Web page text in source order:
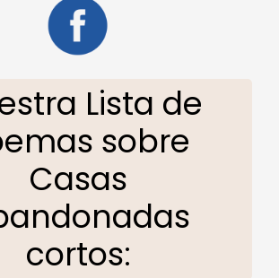
Lista de
sobre
Casas
cortos: